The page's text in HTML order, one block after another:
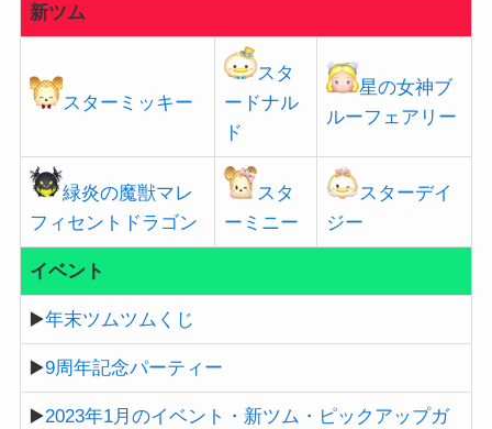
新ツム
スターミッキー
スタ
ードナル
ド
星の女神ブ
ルーフェアリー
緑炎の魔獣マレ
フィセントドラゴン
スタ
ーミニー
スターデイ
ジー
イベント
▶️年末ツムツムくじ
▶️9周年記念パーティー
▶️2023年1月のイベント・新ツム・ピックアップガ